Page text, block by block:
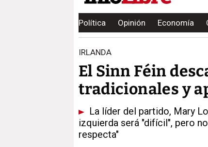
Política Opinión Economía
IRLANDA
El Sinn Féin
tradicionales y
La líder del partido, Mary
izquierda será "difícil", pero
respecta"